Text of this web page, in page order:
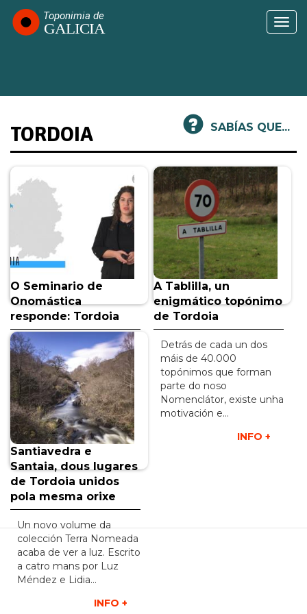
contido
SABÍAS QUE...
TORDOIA
O Seminario de
Onomástica
responde: Tordoia
O concello de Tordoia
sitúase no centro da
provincia da Coruña
cunha paisaxe marcada
profundamente pola…
INFO +
A Tablilla, un
enigmático topónimo
de Tordoia
Detrás de cada un dos
máis de 40.000
topónimos que forman
parte do noso
Nomenclátor, existe unha
motivación e…
INFO +
Santiavedra e
Santaia, dous lugares
de Tordoia unidos
pola mesma orixe
Un novo volume da
colección Terra Nomeada
acaba de ver a luz. Escrito
a catro mans por Luz
Méndez e Lidia…
INFO +